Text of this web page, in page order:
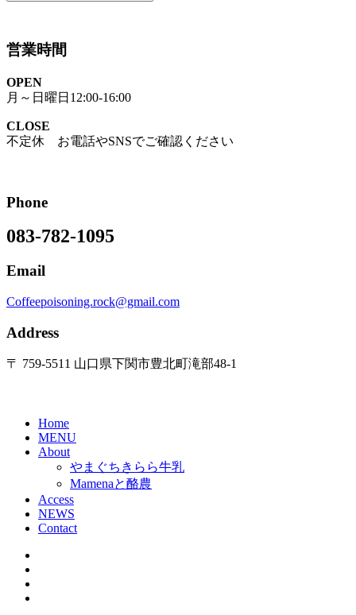
営業時間
OPEN
月～日曜日12:00-16:00
CLOSE
不定休 お電話やSNSでご確認ください
Phone
083-782-1095
Email
Coffeepoisoning.rock@gmail.com
Address
〒 759-5511 山口県下関市豊北町滝部48-1
Home
MENU
About
やまぐちきらら牛乳
Mamenaと酪農
Access
NEWS
Contact